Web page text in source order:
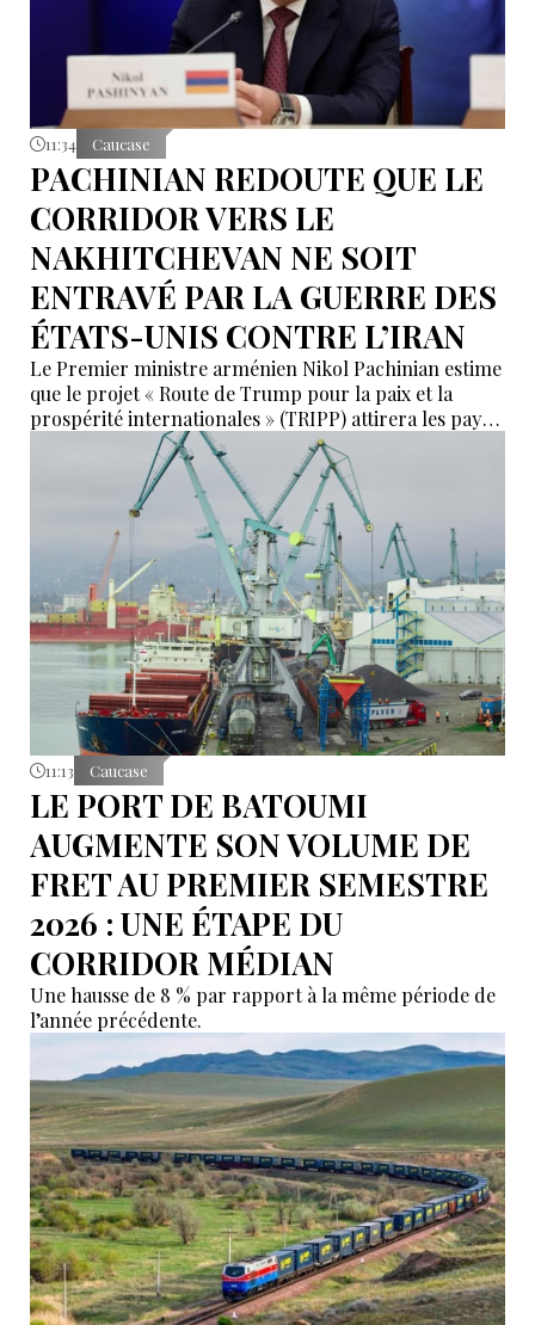
11:34 Caucase
PACHINIAN REDOUTE QUE LE
CORRIDOR VERS LE
NAKHITCHEVAN NE SOIT
ENTRAVÉ PAR LA GUERRE DES
ÉTATS-UNIS CONTRE L’IRAN
Le Premier ministre arménien Nikol Pachinian estime
que le projet « Route de Trump pour la paix et la
prospérité internationales » (TRIPP) attirera les pays
de la région, mais il a également déclaré que
l’instabilité régionale pourrait entraver sa mise en
11:13 Caucase
LE PORT DE BATOUMI
AUGMENTE SON VOLUME DE
FRET AU PREMIER SEMESTRE
2026 : UNE ÉTAPE DU
CORRIDOR MÉDIAN
Une hausse de 8 % par rapport à la même période de
l’année précédente.